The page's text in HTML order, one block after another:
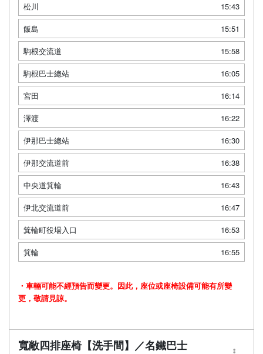
松川
15:43
飯島
15:51
駒根交流道
15:58
駒根巴士總站
16:05
宮田
16:14
澤渡
16:22
伊那巴士總站
16:30
伊那交流道前
16:38
中央道箕輪
16:43
伊北交流道前
16:47
箕輪町役場入口
16:53
箕輪
16:55
・車輛可能不經預告而變更。因此，座位或座椅設備可能有所變
更，敬請見諒。
寬敞四排座椅【洗手間】／名鐵巴士